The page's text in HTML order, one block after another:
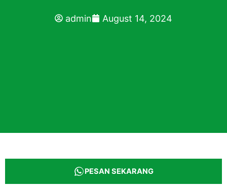
admin August 14, 2024
PESAN SEKARANG